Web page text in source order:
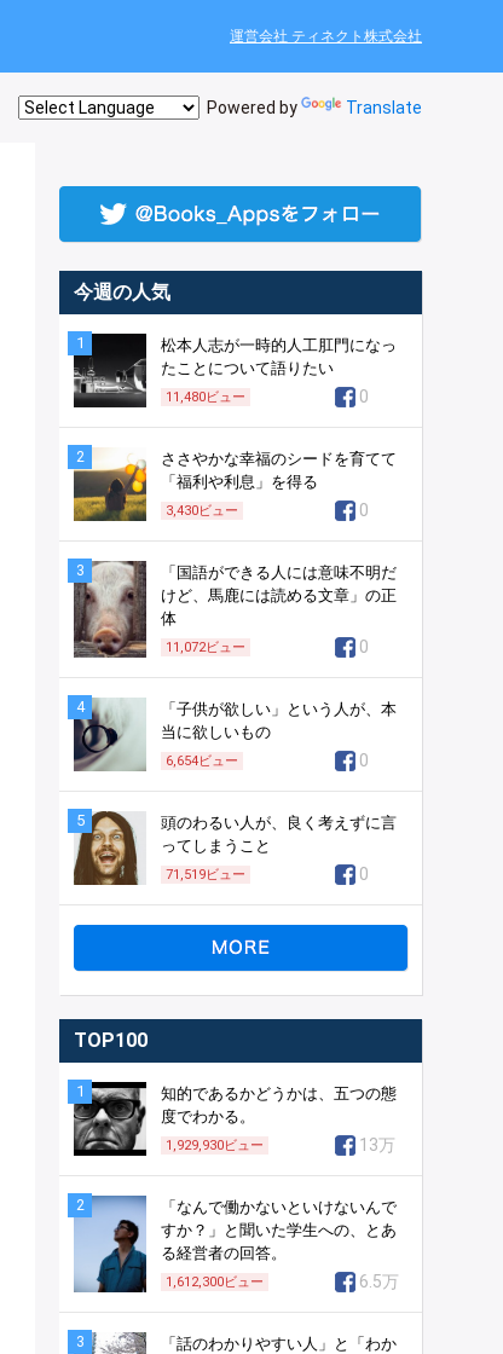
運営会社 ティネクト株式会社
Powered by Translate
今週の人気
1
松本人志が一時的人工肛門になっ
たことについて語りたい
11,480ビュー 0
2
ささやかな幸福のシードを育てて
「福利や利息」を得る
3,430ビュー 0
3
「国語ができる人には意味不明だ
けど、馬鹿には読める文章」の正
体
11,072ビュー 0
4
「子供が欲しい」という人が、本
当に欲しいもの
6,654ビュー 0
5
頭のわるい人が、良く考えずに言
ってしまうこと
71,519ビュー 0
TOP100
1
知的であるかどうかは、五つの態
度でわかる。
1,929,930ビュー 13万
2
「なんで働かないといけないんで
すか？」と聞いた学生への、とあ
る経営者の回答。
1,612,300ビュー 6.5万
3
「話のわかりやすい人」と「わか